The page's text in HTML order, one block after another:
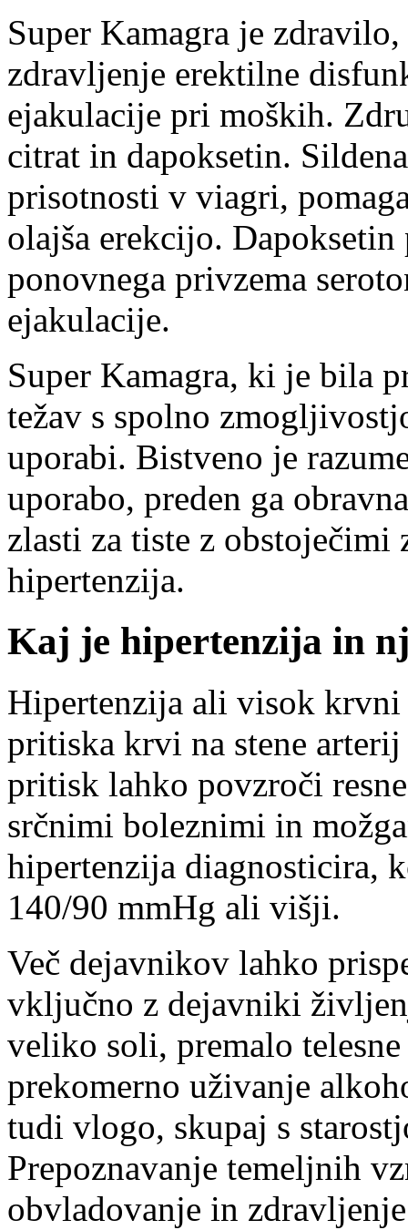
Super Kamagra je
zdravljenje erektilne
ejakulacije pri moških.
citrat in dapoksetin.
prisotnosti v viagri,
olajša erekcijo.
ponovnega privzema
ejakulacije.
Super Kamagra, ki je bila
težav s spolno
uporabi. Bistveno je
uporabo, preden ga
zlasti za tiste z
hipertenzija.
Kaj je hipertenzija in
Hipertenzija ali visok krvni
pritiska krvi na stene
pritisk lahko povzroči
srčnimi boleznimi in
hipertenzija diagnosticira,
140/90 mmHg ali višji.
Več dejavnikov lahko
vključno z dejavniki
veliko soli, premalo
prekomerno uživanje
tudi vlogo, skupaj s
Prepoznavanje temeljnih
obvladovanje in